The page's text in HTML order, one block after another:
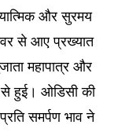
और सुरमय
से आए प्रख्यात
महापात्र और
से हुई। ओडिसी की
समर्पण भाव ने